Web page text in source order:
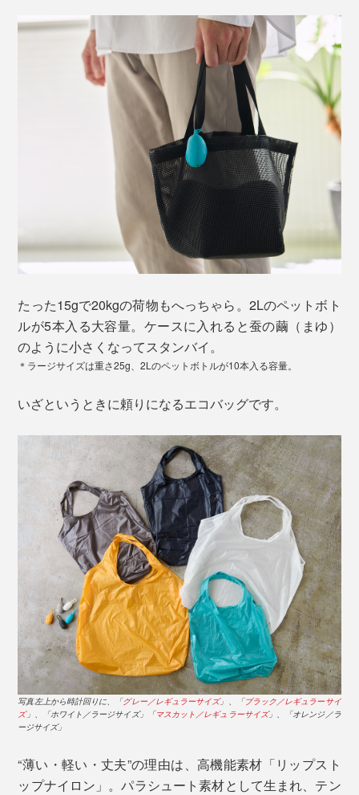
たった15gで20kgの荷物もへっちゃら。2Lのペットボト
ルが5本入る大容量。ケースに入れると蚕の繭（まゆ）
のように小さくなってスタンバイ。
＊ラージサイズは重さ25g、2Lのペットボトルが10本入る容量。
いざというときに頼りになるエコバッグです。
写真左上から時計回りに、「グレー／レギュラーサイズ」、「ブラック／レギュラーサイ
ズ」、「ホワイト／ラージサイズ」「マスカット／レギュラーサイズ」、「オレンジ／ラ
ージサイズ」
“薄い・軽い・丈夫”の理由は、高機能素材「リップスト
ップナイロン」。パラシュート素材として生まれ、テン